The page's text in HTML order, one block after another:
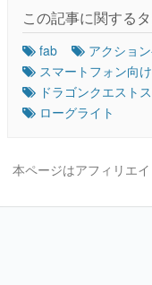
この記事に関する
fab アクショ
スマートフォン向
ドラゴンクエスト
ローグライト
本ページはアフィリエ